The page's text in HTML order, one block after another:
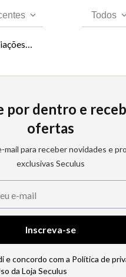
Todos
por dentro e
ofertas
mail para receber novidades e
exclusivas Seculus
Inscreva-se
e concordo com a Política de
da Loja Seculus